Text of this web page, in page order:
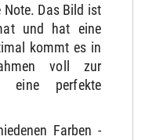
Note. Das Bild ist
und hat eine
kommt es in
voll zur
perfekte
Farben -